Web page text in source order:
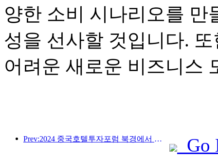
양한 소비 시나리오를 만
성을 선사할 것입니다.
어려운 새로운 비즈니스
Prev:2024 중국호텔투자포럼 북경에서 성공적으로 개최
Go